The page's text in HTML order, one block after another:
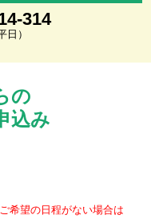
314
日）
の
込み
希望の日程がない場合は